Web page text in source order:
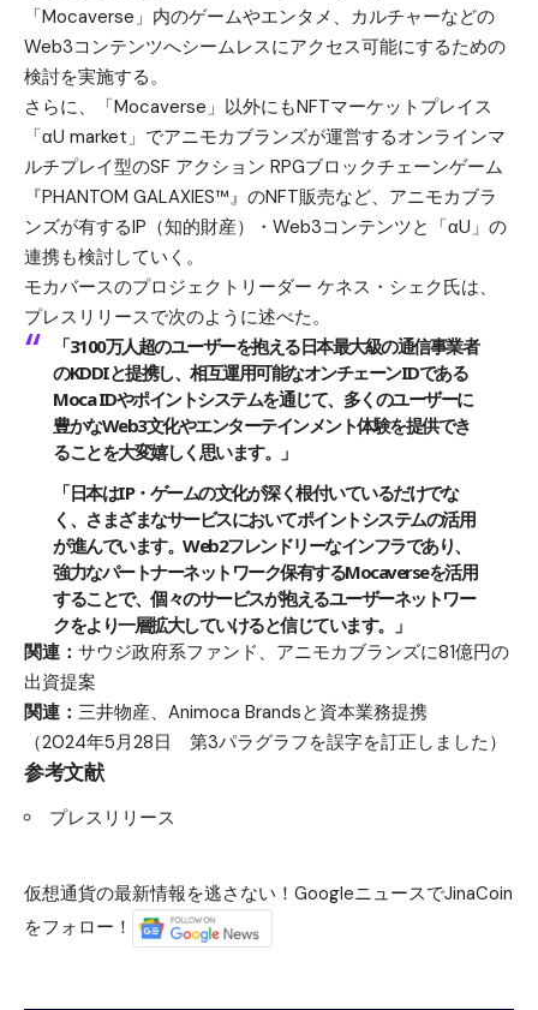
「Mocaverse」内のゲームやエンタメ、カルチャーなどの
Web3コンテンツへシームレスにアクセス可能にするための
検討を実施する。
さらに、「Mocaverse」以外にもNFTマーケットプレイス
「αU market」でアニモカブランズが運営するオンラインマ
ルチプレイ型のSF アクション RPGブロックチェーンゲーム
『PHANTOM GALAXIES™』のNFT販売など、アニモカブラ
ンズが有するIP（知的財産）・Web3コンテンツと「αU」の
連携も検討していく。
モカバースのプロジェクトリーダー ケネス・シェク氏は、
プレスリリースで次のように述べた。
「3100万人超のユーザーを抱える日本最大級の通信事業者
のKDDIと提携し、相互運用可能なオンチェーンIDである
Moca IDやポイントシステムを通じて、多くのユーザーに
豊かなWeb3文化やエンターテインメント体験を提供でき
ることを大変嬉しく思います。」
「日本はIP・ゲームの文化が深く根付いているだけでな
く、さまざまなサービスにおいてポイントシステムの活用
が進んでいます。Web2フレンドリーなインフラであり、
強力なパートナーネットワーク保有するMocaverseを活用
することで、個々のサービスが抱えるユーザーネットワー
クをより一層拡大していけると信じています。」
関連： サウジ政府系ファンド、アニモカブランズに81億円の
出資提案
関連： 三井物産、Animoca Brandsと資本業務提携
（2024年5月28日 第3パラグラフを誤字を訂正しました）
参考文献
プレスリリース
仮想通貨の最新情報を逃さない！GoogleニュースでJinaCoin
をフォロー！